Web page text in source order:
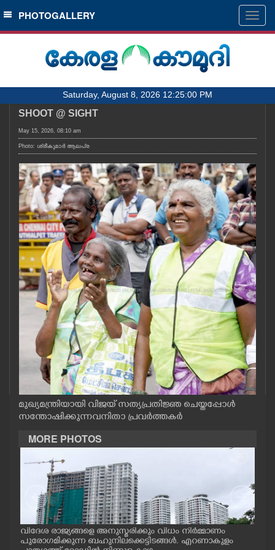
SECTIONS
HOME
NOTIFIED NEWS
KERALA
LOCAL
OBITUARY
NEWS 360
CASE DIARY
CINEMA
OPINION
SPIRITUAL
INFO+
ART
PHOTOGALLERY
Saturday, August 8, 2026 12:25:00 PM
SHOOT @ SIGHT
May 15, 2026, 08:10 am
Photo: ശ്രീകുമാർ ആലപ്ര
മുഖ്യമന്ത്രിയായി വിജയ് സത്യപ്രതിജ്ഞ ചെയ്തപ്പോൾ
സന്തോഷിക്കുന്ന വനിതാ പ്രവർത്തകർ
MORE PHOTOS
വിദേശ രാജ്യങ്ങളെ അനുസ്മരിക്കും വിധം നിർമ്മാണം
പുരോഗമിക്കുന്ന ബഹുനിലക്കെട്ടിടങ്ങൾ. എറണാകുളം